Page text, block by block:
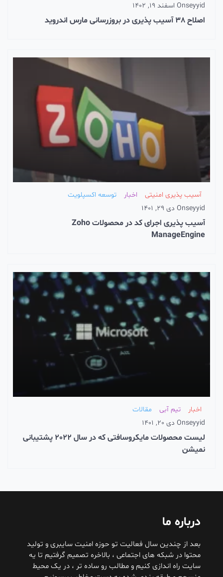
seyyid
On اسفند 19, 1402
اصلاح 38 آسیب پذیری در بروزرسانی مارس اندروید
آسیب پذیری امنیتی اخبار
توسعه اکسپلویت
seyyid
On دی 29, 1401
آسیب پذیری اجرای کد در محصولات Zoho
ManageEngine
تیم آبی
مقالات
seyyid
On دی 20, 1401
لیست محصولات مایکروسافتی که در سال 2022 پشتیبانی
نمیشن
درباره ما
بعد از چندین سال فعالیت تو حوزه امنیت سایبری و تولید
محتوا در شبکه های اجتماعی ، بالاخره تصمیم گرفتیم تا یه
سایت راه اندازی کنیم و مطالب رو ساده تر ، در یک محیط